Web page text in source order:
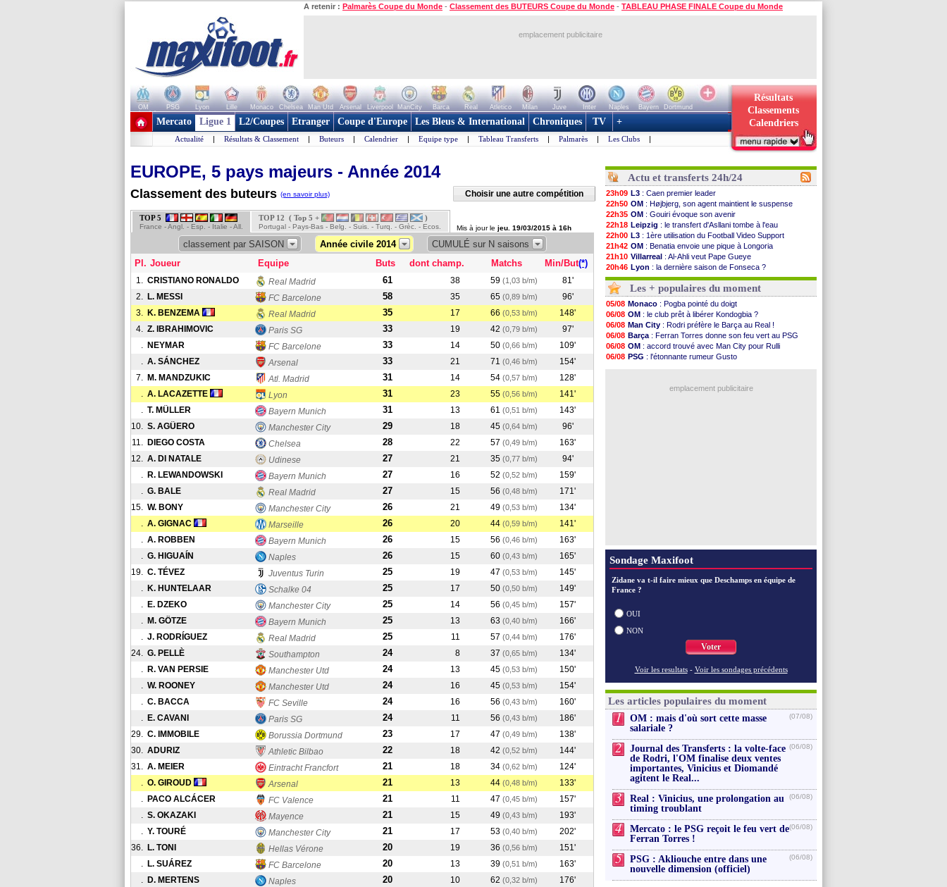
A retenir : Palmarès Coupe du Monde - Classement des BUTEURS Coupe du Monde - TABLEAU PHASE FINALE Coupe du Monde
emplacement publicitaire
OM PSG Lyon Lille Monaco Chelsea Man Utd Arsenal Liverpool ManCity Barca Real Atletico Milan Juve Inter Naples Bayern
Dortmund
+ de clubs
Résultats
Classements
Calendriers
Mercato Ligue 1 L2/Coupes Etranger Coupe d'Europe Les Bleus & International Chroniques TV +
Actualité | Résultats & Classement | Buteurs | Calendrier | Equipe type | Tableau Transferts | Palmarès | Les Clubs |
EUROPE, 5 pays majeurs - Année 2014
Classement des buteurs (en savoir plus) Choisir une autre compétition
TOP 5
France - Angl. - Esp. - Italie - All.
TOP 12 ( Top 5 + )
Portugal - Pays-Bas - Belg. - Suis. - Turq. - Grèc. - Ecos. Mis à jour le jeu. 19/03/2015 à 16h
classement par SAISON Année civile 2014
CUMULÉ sur N saisons
Pl. Joueur Equipe Buts dont champ. Matchs Min/But(*)
1. CRISTIANO RONALDO Real Madrid 61 38 59 (1,03 b/m)
81'
2. L. MESSI FC Barcelone 58 35 65 (0,89 b/m)
96'
3. K. BENZEMA Real Madrid 35 17 66 (0,53 b/m)
148'
4. Z. IBRAHIMOVIC Paris SG 33 19 42 (0,79 b/m)
97'
. NEYMAR FC Barcelone 33 14 50 (0,66 b/m)
109'
. A. SÁNCHEZ Arsenal 33 21 71 (0,46 b/m)
154'
7. M. MANDZUKIC Atl. Madrid 31 14 54 (0,57 b/m)
128'
. A. LACAZETTE Lyon 31 23 55 (0,56 b/m)
141'
. T. MÜLLER Bayern Munich 31 13 61 (0,51 b/m)
143'
10. S. AGÜERO Manchester City 29 18 45 (0,64 b/m)
96'
11. DIEGO COSTA Chelsea 28 22 57 (0,49 b/m)
163'
12. A. DI NATALE Udinese 27 21 35 (0,77 b/m)
94'
. R. LEWANDOWSKI Bayern Munich 27 16 52 (0,52 b/m)
159'
. G. BALE Real Madrid 27 15 56 (0,48 b/m)
171'
15. W. BONY Manchester City 26 21 49 (0,53 b/m)
134'
. A. GIGNAC Marseille 26 20 44 (0,59 b/m)
141'
. A. ROBBEN Bayern Munich 26 15 56 (0,46 b/m)
163'
. G. HIGUAÍN Naples 26 15 60 (0,43 b/m)
165'
19. C. TÉVEZ Juventus Turin 25 19 47 (0,53 b/m)
145'
. K. HUNTELAAR Schalke 04 25 17 50 (0,50 b/m)
149'
. E. DZEKO Manchester City 25 14 56 (0,45 b/m)
157'
. M. GÖTZE Bayern Munich 25 13 63 (0,40 b/m)
166'
. J. RODRÍGUEZ Real Madrid 25 11 57 (0,44 b/m)
176'
24. G. PELLÈ Southampton 24 8 37 (0,65 b/m)
134'
. R. VAN PERSIE Manchester Utd 24 13 45 (0,53 b/m)
150'
. W. ROONEY Manchester Utd 24 16 45 (0,53 b/m)
154'
. C. BACCA FC Seville 24 16 56 (0,43 b/m)
160'
. E. CAVANI Paris SG 24 11 56 (0,43 b/m)
186'
29. C. IMMOBILE Borussia Dortmund 23 17 47 (0,49 b/m)
138'
30. ADURIZ Athletic Bilbao 22 18 42 (0,52 b/m)
144'
31. A. MEIER Eintracht Francfort 21 18 34 (0,62 b/m)
124'
. O. GIROUD Arsenal 21 13 44 (0,48 b/m)
133'
. PACO ALCÁCER FC Valence 21 11 47 (0,45 b/m)
157'
. S. OKAZAKI Mayence 21 15 49 (0,43 b/m)
193'
. Y. TOURÉ Manchester City 21 17 53 (0,40 b/m)
202'
36. L. TONI Hellas Vérone 20 19 36 (0,56 b/m)
151'
. L. SUÁREZ FC Barcelone 20 13 39 (0,51 b/m)
163'
. D. MERTENS Naples 20 10 62 (0,32 b/m)
176'
Actu et transferts 24h/24
23h09 L3 : Caen premier leader
22h50 OM : Højbjerg, son agent maintient le suspense
22h35 OM : Gouiri évoque son avenir
22h18 Leipzig : le transfert d'Asllani tombe à l'eau
22h00 L3 : 1ère utilisation du Football Video Support
21h42 OM : Benatia envoie une pique à Longoria
21h10 Villarreal : Al-Ahli veut Pape Gueye
20h46 Lyon : la dernière saison de Fonseca ?
20h30 OM: un nouveau prétendant pour Højbjerg
20h01
Brest: un gardien norvégien en approche ?
19h18 OM: McCourt a versé 120 M€ en 2026
19h09
PSG: 4 retours dans le groupe face à Man Utd ...
18h48
Nice: Kevin Carlos va partir en Italie
18h37
L1: prison avec sursis requis contre un arbitre
18h29
Leganés: c'est signé pour Luca Zidane (off.)
17h58
Atletico: Ruggeri en route pour Aston Villa
17h46
Monaco: Filipe Luis soutient Biereth
: Naples vise Gabriel Jesus
Les + populaires du moment
05/08 Monaco : Pogba pointé du doigt
06/08 OM : le club prêt à libérer Kondogbia ?
06/08 Man City : Rodri préfère le Barça au Real !
06/08 Barça : Ferran Torres donne son feu vert au PSG
06/08 OM : accord trouvé avec Man City pour Rulli
06/08 PSG : l'étonnante rumeur Gusto
emplacement publicitaire
Sondage Maxifoot
Zidane va t-il faire mieux que Deschamps en équipe de
France ?
OUI
NON
Voter
Voir les resultats - Voir les sondages précédents
Les articles populaires du moment
1
OM : mais d'où sort cette masse
salariale ?
(07/08)
2
Journal des Transferts : la volte-face
de Rodri, l'OM finalise deux ventes
importantes, Vinicius et Diomandé
agitent le Real...
(06/08)
3
Real : Vinicius, une prolongation au
timing troublant
(06/08)
4
Mercato : le PSG reçoit le feu vert de
Ferran Torres !
(06/08)
5
PSG : Akliouche entre dans une
nouvelle dimension (officiel)
(06/08)